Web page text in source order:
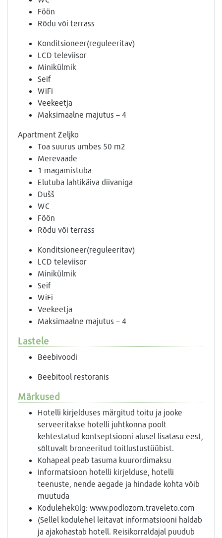
Föön
Rõdu või terrass
Konditsioneer(reguleeritav)
LCD televiisor
Minikülmik
Seif
WiFi
Veekeetja
Maksimaalne majutus – 4
Apartment Zeljko
Toa suurus umbes 50 m2
Merevaade
1 magamistuba
Elutuba lahtikäiva diivaniga
Dušš
WC
Föön
Rõdu või terrass
Konditsioneer(reguleeritav)
LCD televiisor
Minikülmik
Seif
WiFi
Veekeetja
Maksimaalne majutus – 4
Lastele
Beebivoodi
Beebitool restoranis
Märkused
Hotelli kirjelduses märgitud toitu ja jooke
serveeritakse hotelli juhtkonna poolt
kehtestatud kontseptsiooni alusel lisatasu eest,
sõltuvalt broneeritud toitlustustüübist.
Kohapeal peab tasuma kuurordimaksu
Informatsioon hotelli kirjelduse, hotelli
teenuste, nende aegade ja hindade kohta võib
muutuda
Kodulehekülg: www.podlozom.traveleto.com
(Sellel kodulehel leitavat informatsiooni haldab
ja ajakohastab hotell. Reisikorraldajal puudub